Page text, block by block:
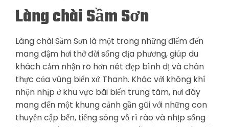
Làng chài Sầm Sơn
Làng chài Sầm Sơn là một trong những điểm đến
mang đậm hơi thở đời sống địa phương, giúp du
khách cảm nhận rõ hơn nét đẹp bình dị và chân
thực của vùng biển xứ Thanh. Khác với không khí
nhộn nhịp ở khu vực bãi biển trung tâm, nơi đây
mang đến một khung cảnh gần gũi với những con
thuyền cập bến, tiếng sóng vỗ rì rào và nhịp sống